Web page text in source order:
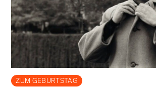
ZUM GEBURTSTAG